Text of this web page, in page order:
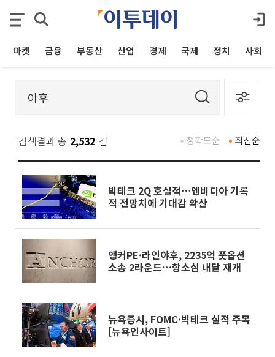
마켓 금융 부동산 산업 경제 국제 정치 사회
검색결과 총 2,532 건 최신순
정확도순
빅테크 2Q 호실적⋯엔비디아 기록
적 전망치에 기대감 확산
앵커PE·라인야후, 2235억 풋옵션
소송 2라운드…항소심 내달 재개
뉴욕증시, FOMC·빅테크 실적 주목
[뉴욕인사이트]